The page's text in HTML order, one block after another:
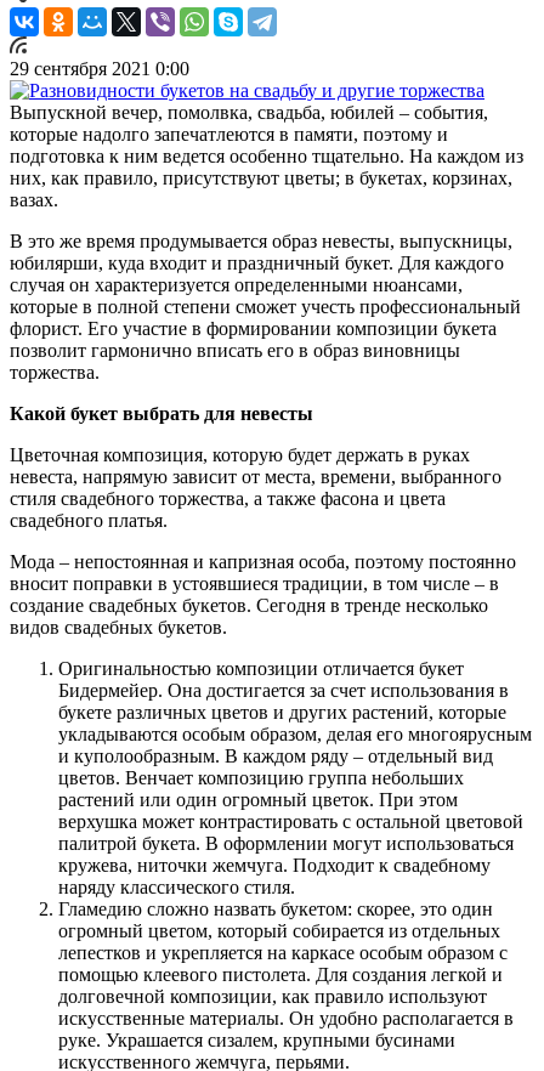
29 сентября 2021 0:00
Выпускной вечер, помолвка, свадьба, юбилей – события,
которые надолго запечатлеются в памяти, поэтому и
подготовка к ним ведется особенно тщательно. На каждом из
них, как правило, присутствуют цветы; в букетах, корзинах,
вазах.
В это же время продумывается образ невесты, выпускницы,
юбилярши, куда входит и праздничный букет. Для каждого
случая он характеризуется определенными нюансами,
которые в полной степени сможет учесть профессиональный
флорист. Его участие в формировании композиции букета
позволит гармонично вписать его в образ виновницы
торжества.
Какой букет выбрать для невесты
Цветочная композиция, которую будет держать в руках
невеста, напрямую зависит от места, времени, выбранного
стиля свадебного торжества, а также фасона и цвета
свадебного платья.
Мода – непостоянная и капризная особа, поэтому постоянно
вносит поправки в устоявшиеся традиции, в том числе – в
создание свадебных букетов. Сегодня в тренде несколько
видов свадебных букетов.
Оригинальностью композиции отличается букет
Бидермейер. Она достигается за счет использования в
букете различных цветов и других растений, которые
укладываются особым образом, делая его многоярусным
и куполообразным. В каждом ряду – отдельный вид
цветов. Венчает композицию группа небольших
растений или один огромный цветок. При этом
верхушка может контрастировать с остальной цветовой
палитрой букета. В оформлении могут использоваться
кружева, ниточки жемчуга. Подходит к свадебному
наряду классического стиля.
Гламедию сложно назвать букетом: скорее, это один
огромный цветом, который собирается из отдельных
лепестков и укрепляется на каркасе особым образом с
помощью клеевого пистолета. Для создания легкой и
долговечной композиции, как правило используют
искусственные материалы. Он удобно располагается в
руке. Украшается сизалем, крупными бусинами
искусственного жемчуга, перьями.